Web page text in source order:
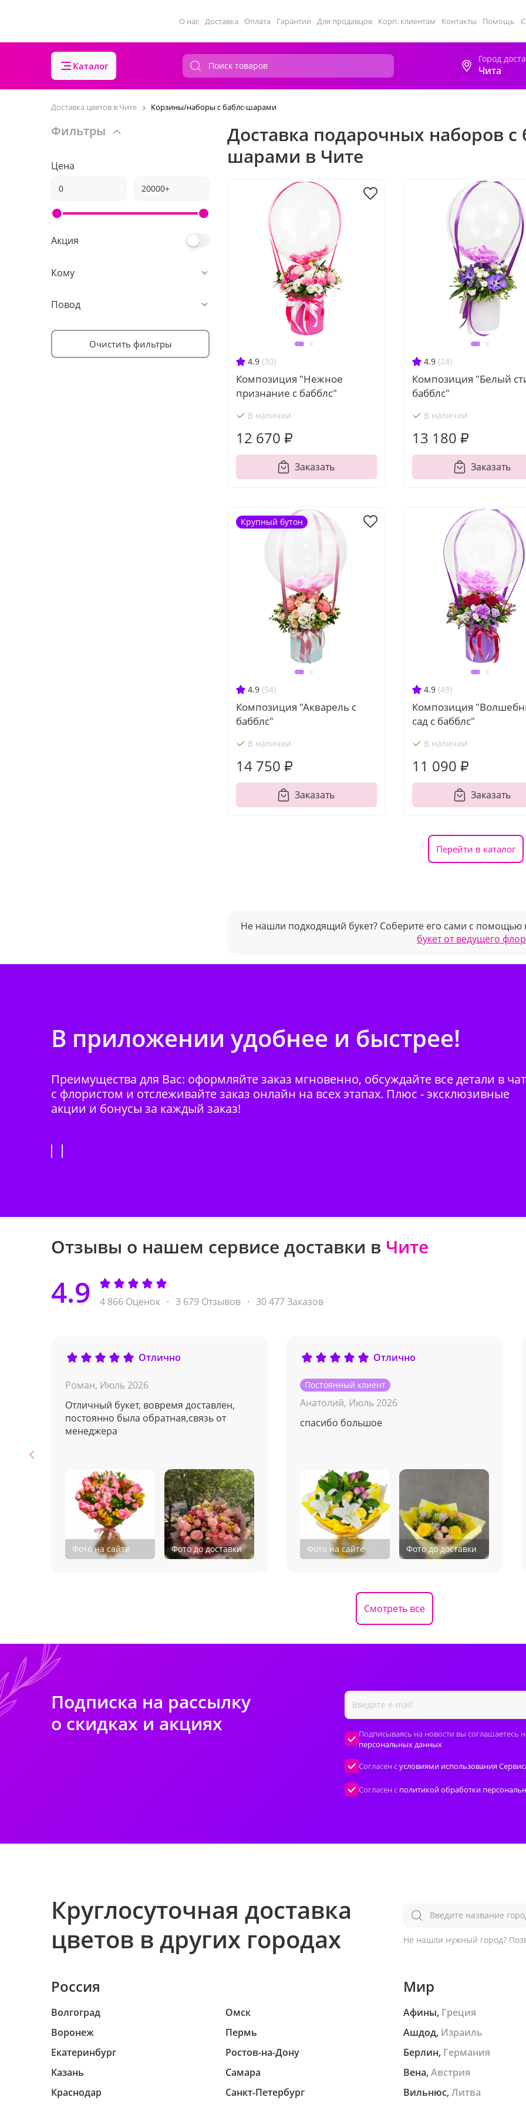
О нас Доставка Оплата Гарантии Для продавцов Корп. клиентам Контакты Помощь
Каталог
Город
Чита
Доставка цветов в Чите Корзины/наборы с баблс-шарами
Фильтры
Цена
Акция
Кому
Повод
Очистить фильтры
Доставка подарочных наборов с
шарами в Чите
4.9 (30)
Композиция "Нежное
признание с бабблс"
В наличии
12 670 ₽
Заказать
4.9 (24)
Композиция "Белый
бабблс"
В наличии
13 180 ₽
Заказать
4.9 (54)
Композиция "Акварель с
бабблс"
В наличии
14 750 ₽
Заказать
Крупный бутон
4.9 (49)
Композиция
сад с бабблс"
В наличии
11 090 ₽
Заказать
Перейти в каталог
Не нашли подходящий букет? Соберите его сами с помощью
букет от ведущего
В приложении удобнее и быстрее!
Преимущества для Вас: оформляйте заказ мгновенно, обсуждайте все детали в
с флористом и отслеживайте заказ онлайн на всех этапах. Плюс - эксклюзивные
акции и бонусы за каждый заказ!
Отзывы о нашем сервисе доставки в Чите
4.9 4 866 Оценок 3 679 Отзывов 30 477 Заказов
Отлично
Роман, Июль 2026
Отличный букет, вовремя доставлен,
постоянно была обратная,связь от
менеджера
Фото на сайте Фото до доставки
Отлично
Постоянный клиент
Анатолий, Июль 2026
спасибо большое
Фото на сайте Фото до доставки
Смотреть все
Подписка на рассылку
о скидках и акциях
Подписываясь на новости вы соглашаетесь
персональных данных
Согласен сусловиями использования
Согласен с политикой обработки
Круглосуточная доставка
цветов в других городах
Введите название
Россия
Волгоград
Воронеж
Екатеринбург
Казань
Краснодар
Омск
Пермь
Ростов-на-Дону
Самара
Санкт-Петербург
Мир
Афины, Греция
Ашдод, Израиль
Берлин, Германия
Вена, Австрия
Вильнюс, Литва
Не нашли нужный город?